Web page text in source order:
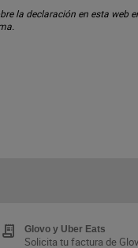
la declaración en esta web
Glovo y Uber Eats
Solicita tu factura de